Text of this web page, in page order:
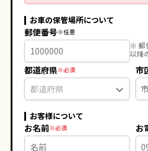
お車の保管場所について
郵便番号
※ 郵
以降
都道府県 市
お客様について
お名前 お